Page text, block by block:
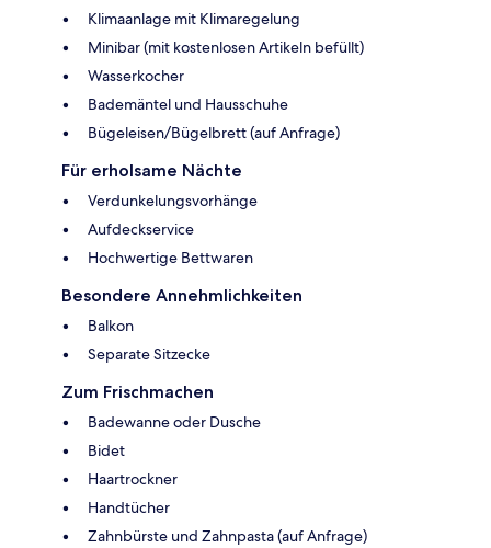
Klimaanlage mit Klimaregelung
Minibar (mit kostenlosen Artikeln befüllt)
Wasserkocher
Bademäntel und Hausschuhe
Bügeleisen/Bügelbrett (auf Anfrage)
Für erholsame Nächte
Verdunkelungsvorhänge
Aufdeckservice
Hochwertige Bettwaren
Besondere Annehmlichkeiten
Balkon
Separate Sitzecke
Zum Frischmachen
Badewanne oder Dusche
Bidet
Haartrockner
Handtücher
Zahnbürste und Zahnpasta (auf Anfrage)